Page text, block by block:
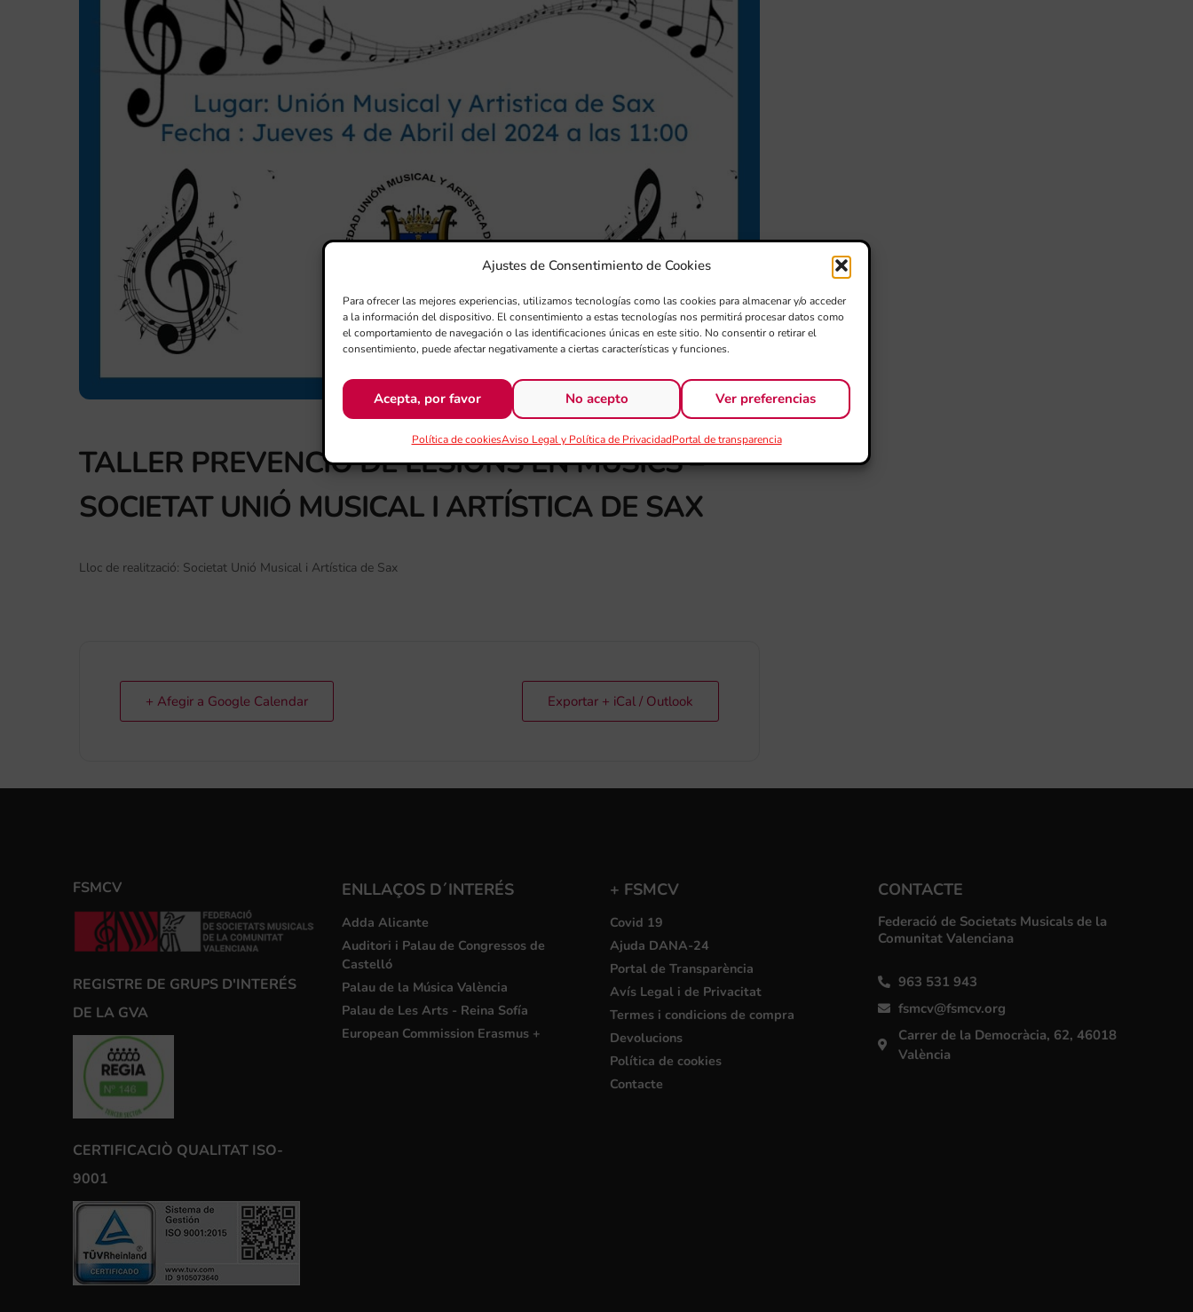
Ajustes de Consentimiento de Cookies
Para ofrecer las mejores experiencias, utilizamos tecnologías como las cookies para almacenar y/o acceder
a la información del dispositivo. El consentimiento a estas tecnologías nos permitirá procesar datos como
el comportamiento de navegación o las identificaciones únicas en este sitio. No consentir o retirar el
consentimiento, puede afectar negativamente a ciertas características y funciones.
Acepta, por favor No acepto Ver preferencias
Política de cookiesAviso Legal y Política de PrivacidadPortal de transparencia
TALLER PREVENCIÓ DE LESIONS EN MÚSICS –
SOCIETAT UNIÓ MUSICAL I ARTÍSTICA DE SAX
Lloc de realització: Societat Unió Musical i Artística de Sax
+ Afegir a Google Calendar Exportar + iCal / Outlook
FSMCV
REGISTRE DE GRUPS D'INTERÉS
DE LA GVA
CERTIFICACIÒ QUALITAT ISO-
9001
ENLLAÇOS D´INTERÉS
Adda Alicante
Auditori i Palau de Congressos de
Castelló
Palau de la Música València
Palau de Les Arts - Reina Sofía
European Commission Erasmus +
+ FSMCV
Covid 19
Ajuda DANA-24
Portal de Transparència
Avís Legal i de Privacitat
Termes i condicions de compra
Devolucions
Política de cookies
Contacte
CONTACTE
Federació de Societats Musicals de la
Comunitat Valenciana
963 531 943
fsmcv@fsmcv.org
Carrer de la Democràcia, 62, 46018
València